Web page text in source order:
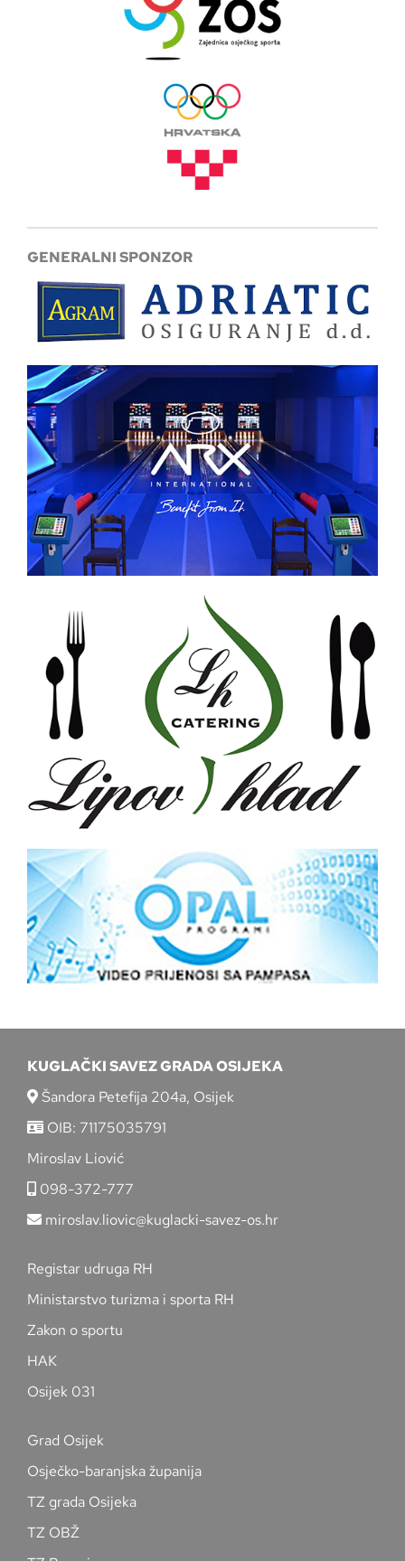
GENERALNI SPONZOR
KUGLAČKI SAVEZ GRADA OSIJEKA
Šandora Petefija 204a, Osijek
OIB: 71175035791
Miroslav Liović
098-372-777
miroslav.liovic@kuglacki-savez-os.hr
Registar udruga RH
Ministarstvo turizma i sporta RH
Zakon o sportu
HAK
Osijek 031
Grad Osijek
Osječko-baranjska županija
TZ grada Osijeka
TZ OBŽ